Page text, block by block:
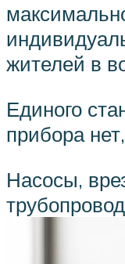
жителей в
Единого
прибора
Насосы,